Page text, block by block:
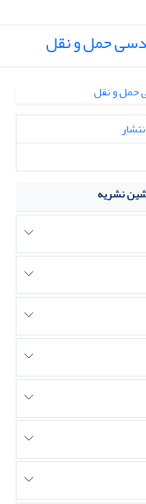
حمل و نقل
نشریه